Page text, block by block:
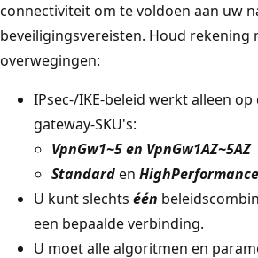
connectiviteit om te voldoen aan uw
beveiligingsvereisten. Houd rekening
overwegingen:
IPsec-/IKE-beleid werkt alleen
gateway-SKU's:
VpnGw1~5 en VpnGw1AZ~5AZ
Standarden HighPerformance
U kunt slechts één
een bepaalde verbinding.
U moet alle algoritmen en